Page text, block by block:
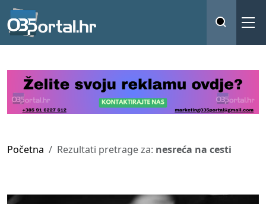
Početna Rezultati pretrage za: nesreća na cesti